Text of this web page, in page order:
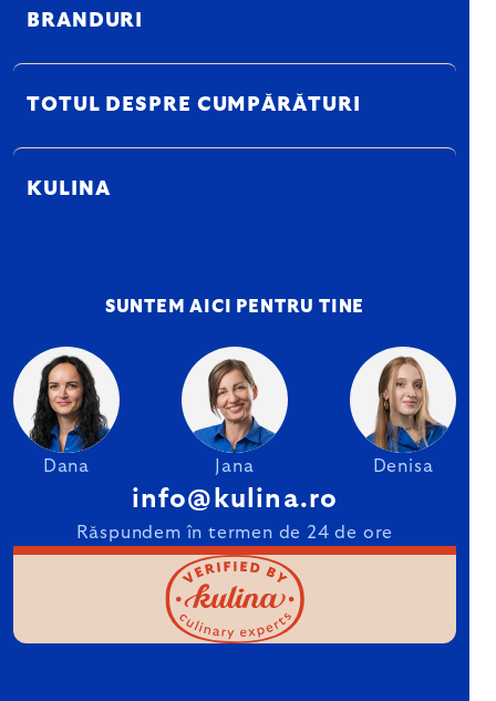
BRANDURI
TOTUL DESPRE CUMPĂRĂTURI
KULINA
SUNTEM AICI PENTRU TINE
Dana Jana Denisa
info@kulina.ro
Răspundem în termen de 24 de ore